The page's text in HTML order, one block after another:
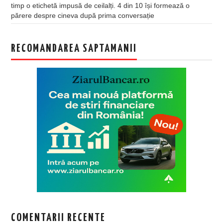
timp o etichetă impusă de ceilalți. 4 din 10 își formează o
părere despre cineva după prima conversație
RECOMANDAREA SAPTAMANII
COMENTARII RECENTE